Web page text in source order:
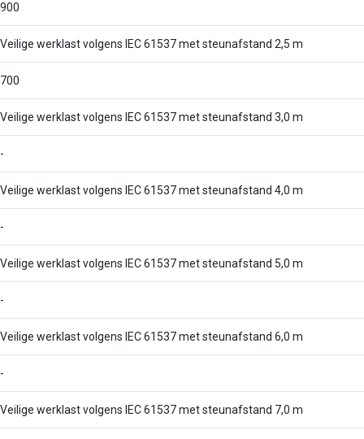
900
Veilige werklast volgens IEC 61537 met steunafstand 2,5 m
700
Veilige werklast volgens IEC 61537 met steunafstand 3,0 m
-
Veilige werklast volgens IEC 61537 met steunafstand 4,0 m
-
Veilige werklast volgens IEC 61537 met steunafstand 5,0 m
-
Veilige werklast volgens IEC 61537 met steunafstand 6,0 m
-
Veilige werklast volgens IEC 61537 met steunafstand 7,0 m